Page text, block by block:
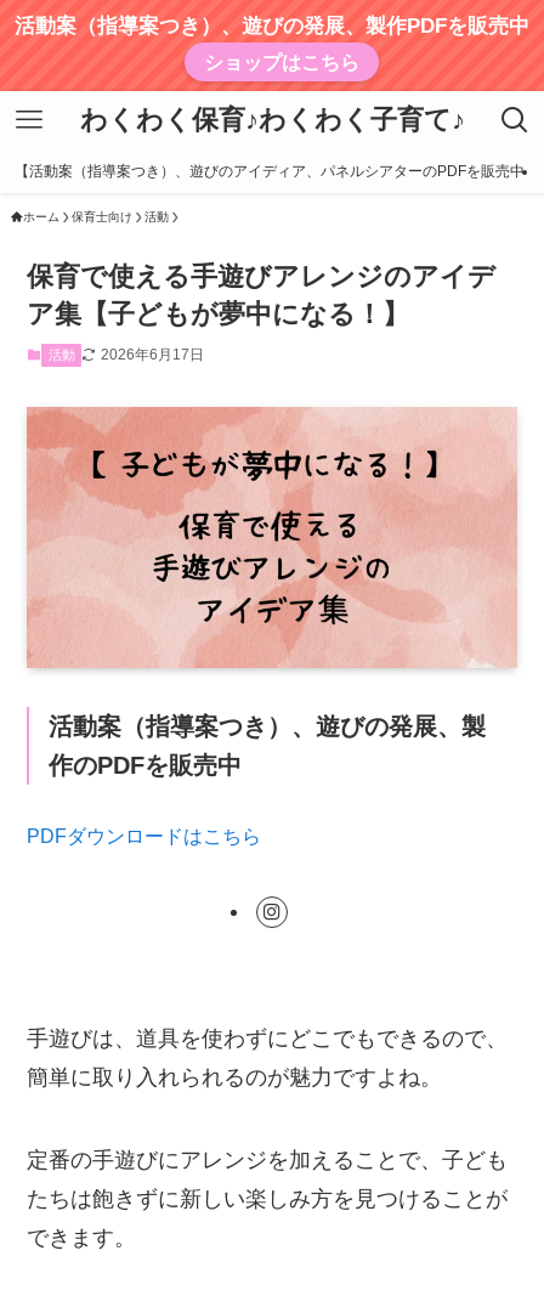
活動案（指導案つき）、遊びの発展、製作PDFを販売中
ショップはこちら
わくわく保育♪わくわく子育て♪
【活動案（指導案つき）、遊びのアイディア、パネルシアターのPDFを販売中
ホーム 保育士向け 活動
保育で使える手遊びアレンジのアイデ
ア集【子どもが夢中になる！】
活動 2026年6月17日
活動案（指導案つき）、遊びの発展、製
作のPDFを販売中
PDFダウンロードはこちら
手遊びは、道具を使わずにどこでもできるので、
簡単に取り入れられるのが魅力ですよね。
定番の手遊びにアレンジを加えることで、子ども
たちは飽きずに新しい楽しみ方を見つけることが
できます。